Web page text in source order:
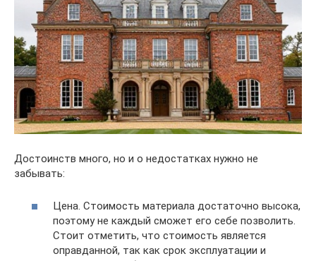
Достоинств много, но и о недостатках нужно не
забывать:
Цена. Стоимость материала достаточно высока,
поэтому не каждый сможет его себе позволить.
Стоит отметить, что стоимость является
оправданной, так как срок эксплуатации и